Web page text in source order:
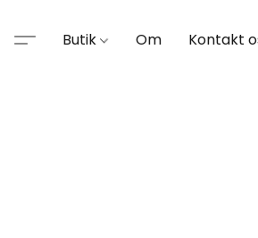
Butik Om Kontakt